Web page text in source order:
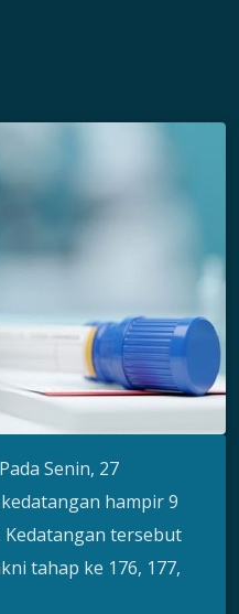
Senin, 27
hampir 9
Kedatangan tersebut
tahap ke 176, 177,